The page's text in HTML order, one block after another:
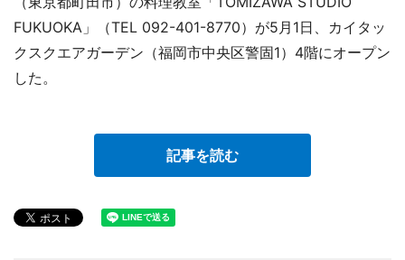
FUKUOKA」（TEL 092-401-8770）が5月1日、カイタッ
クスクエアガーデン（福岡市中央区警固1）4階にオープン
した。
記事を読む